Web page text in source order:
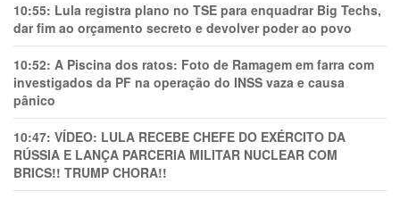
10:55: Lula registra plano no TSE para enquadrar Big Techs,
dar fim ao orçamento secreto e devolver poder ao povo
10:52: A Piscina dos ratos: Foto de Ramagem em farra com
investigados da PF na operação do INSS vaza e causa
pânico
10:47: VÍDEO: LULA RECEBE CHEFE DO EXÉRCITO DA
RÚSSIA E LANÇA PARCERIA MILITAR NUCLEAR COM
BRICS!! TRUMP CHORA!!